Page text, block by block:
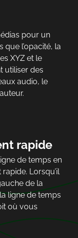
pour un
l’opacité, la
XYZ et le
utiliser des
audio, le
rapide
de temps en
Lorsqu’il
de la
ligne de temps
où vous